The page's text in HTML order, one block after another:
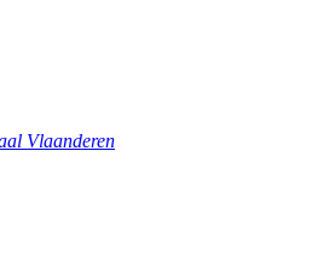
Vlaanderen